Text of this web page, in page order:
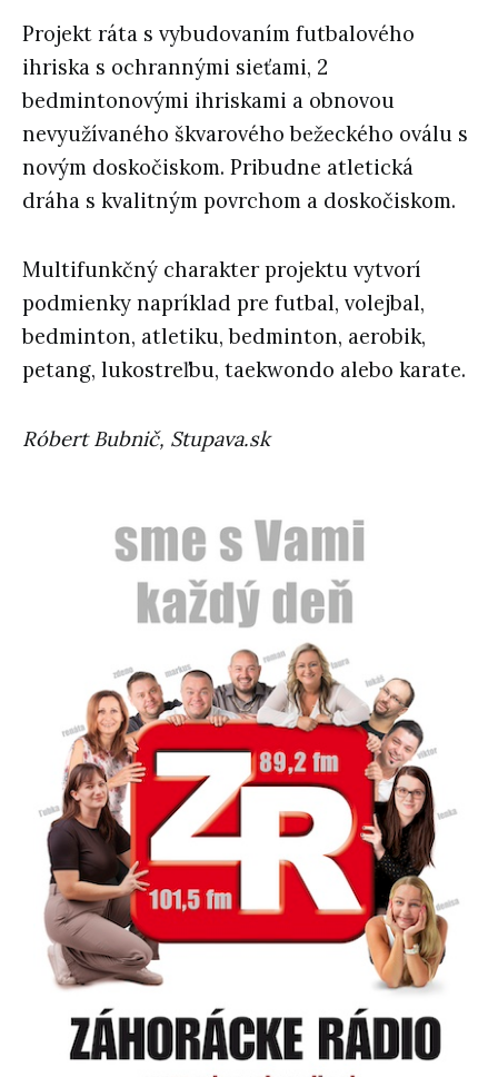
Projekt ráta s vybudovaním futbalového
ihriska s ochrannými sieťami, 2
bedmintonovými ihriskami a obnovou
nevyužívaného škvarového bežeckého oválu s
novým doskočiskom. Pribudne atletická
dráha s kvalitným povrchom a doskočiskom.
Multifunkčný charakter projektu vytvorí
podmienky napríklad pre futbal, volejbal,
bedminton, atletiku, bedminton, aerobik,
petang, lukostreľbu, taekwondo alebo karate.
Róbert Bubnič, Stupava.sk